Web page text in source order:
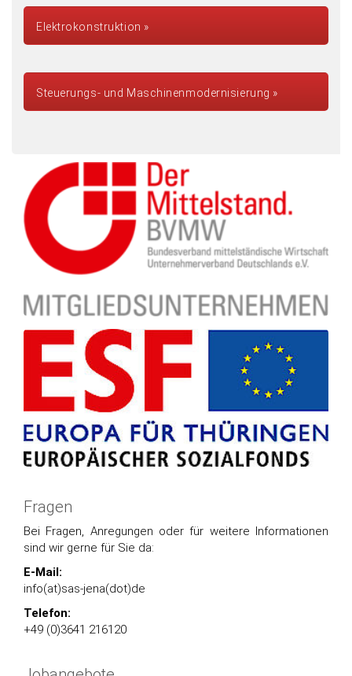
Elektrokonstruktion
Steuerungs- und Maschinenmodernisierung
Fragen
Bei Fragen, Anregungen oder für weitere Informationen
sind wir gerne für Sie da:
E-Mail:
info(at)sas-jena(dot)de
Telefon:
+49 (0)3641 216120